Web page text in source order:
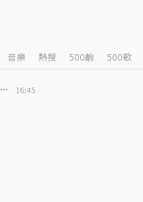
音樂 熱搜 500齣 500歌
SJ始源無預警現身台灣早餐店！親民「碰拳」中文直問：我停車可以嗎？ 16:45